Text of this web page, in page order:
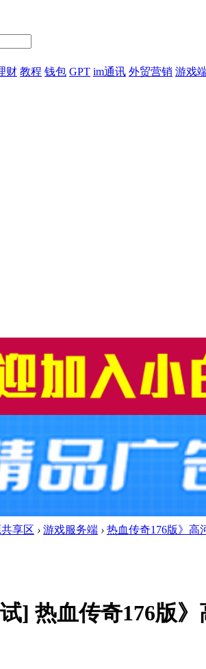
财 教程 钱包 GPT im通讯 外贸营销 游戏
享区 › 游戏服务端 › 热血传奇176版》高
] 热血传奇176版